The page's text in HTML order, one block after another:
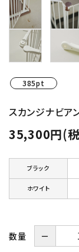
385pt
スカンジナビア
35,300円(
ブラック
ホワイト
数量 －